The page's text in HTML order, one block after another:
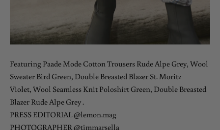
Featuring Paade Mode Cotton Trousers Rude Alpe Grey, Wool
Sweater Bird Green, Double Breasted Blazer St. Moritz
Violet, Wool Seamless Knit Poloshirt Green, Double Breasted
Blazer Rude Alpe Grey .
PRESS EDITORIAL @lemon.mag
PHOTOGRAPHER @timmarsella